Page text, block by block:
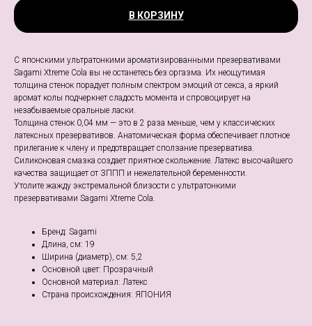
В КОРЗИНУ
С японскими ультратонкими ароматизированными презервативами
Sagami Xtreme Cola вы не останетесь без оргазма. Их неощутимая
толщина стенок порадует полным спектром эмоций от секса, а яркий
аромат колы подчеркнет сладость момента и спровоцирует на
незабываемые оральные ласки.
Толщина стенок 0,04 мм — это в 2 раза меньше, чем у классических
латексных презервативов. Анатомическая форма обеспечивает плотное
прилегание к члену и предотвращает сползание презерватива.
Силиконовая смазка создает приятное скольжение. Латекс высочайшего
качества защищает от ЗППП и нежелательной беременности.
Утолите жажду экстремальной близости с ультратонкими
презервативами Sagami Xtreme Cola.
Бренд: Sagami
Длина, см: 19
Ширина (диаметр), см: 5,2
Основной цвет: Прозрачный
Основной материал: Латекс
Страна происхождения: ЯПОНИЯ